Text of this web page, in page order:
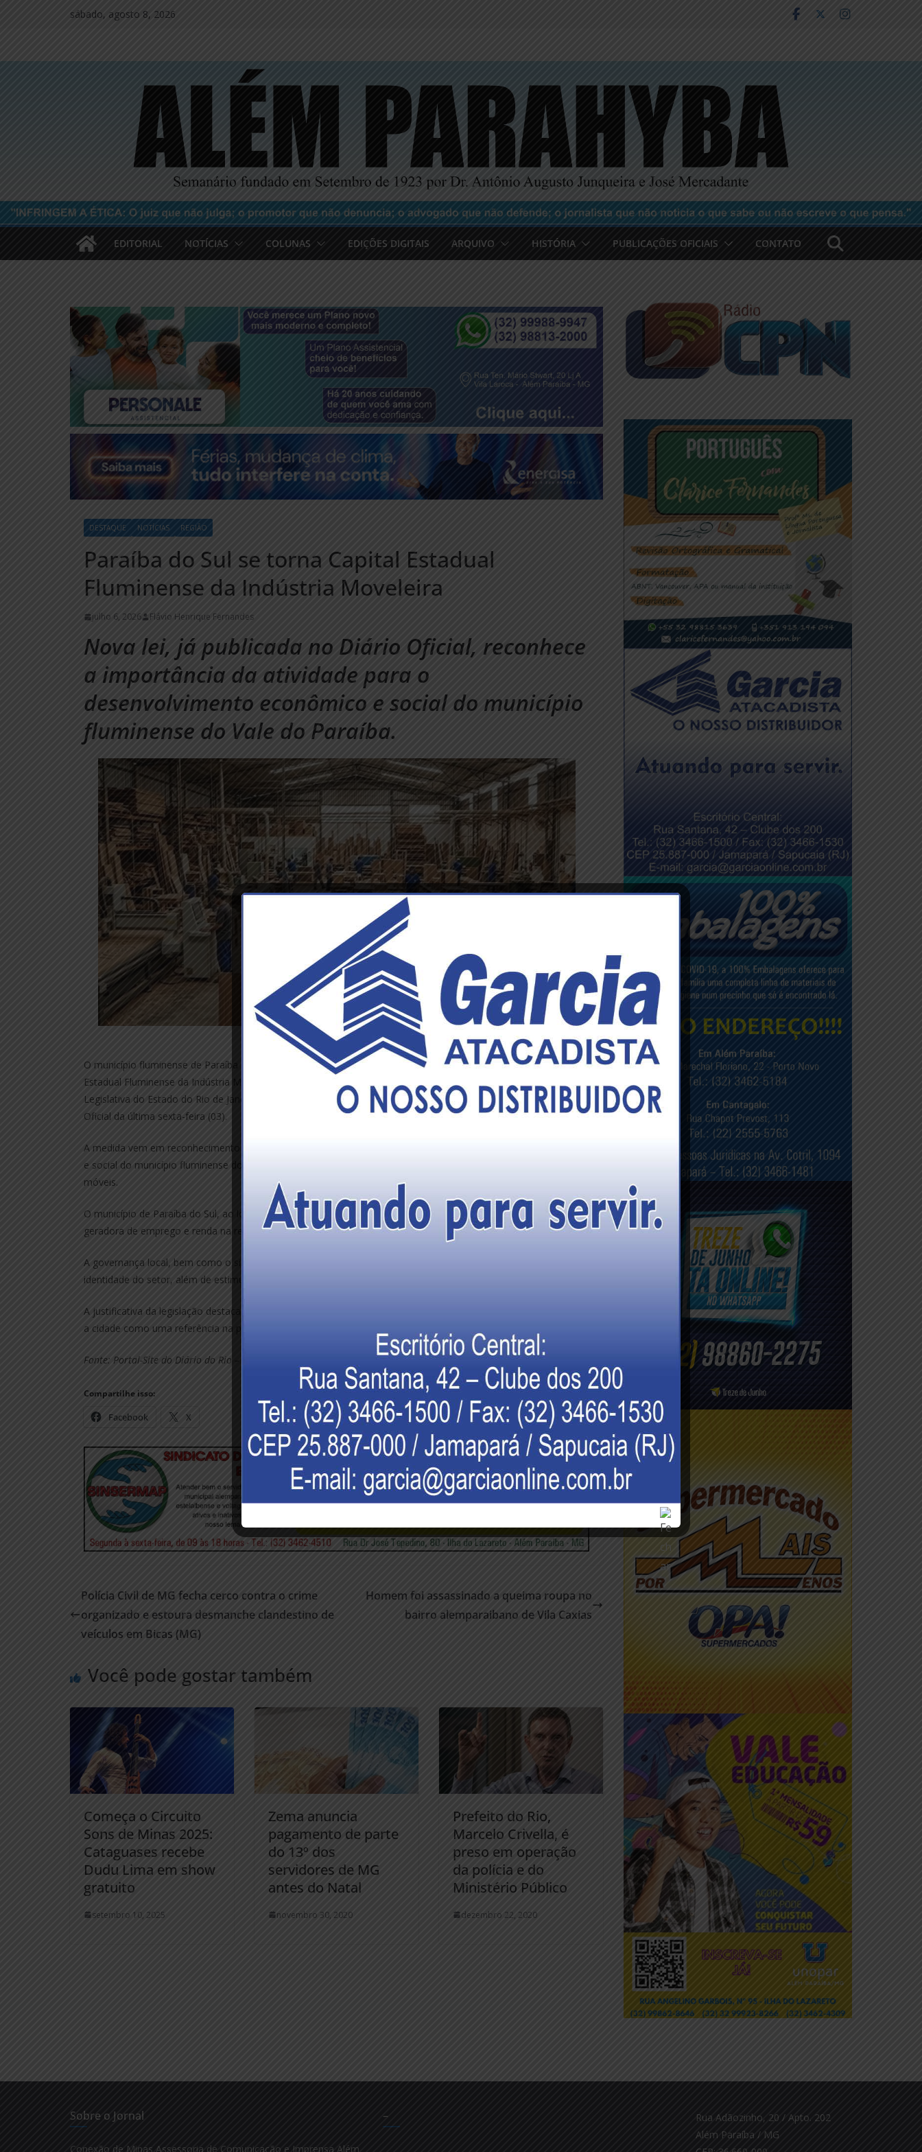
sábado, agosto 8, 2026
EDITORIAL NOTÍCIAS COLUNAS EDIÇÕES DIGITAIS ARQUIVO HISTÓRIA PUBLICAÇÕES OFICIAIS CONTATO
DESTAQUE NOTÍCIAS REGIÃO
Paraíba do Sul se torna Capital Estadual
Fluminense da Indústria Moveleira
julho 6, 2026 Flávio Henrique Fernandes
Nova lei, já publicada no Diário Oficial, reconhece
a importância da atividade para o
desenvolvimento econômico e social do município
fluminense do Vale do Paraíba.
Crédito: Banco de Imagem da Alerj
O município fluminense de Paraíba do Sul, distante cerca de 80 quilômetros de Além Paraíba, agora é a Capital
Estadual Fluminense da Indústria Moveleira, como determina a Leri 11.254/26, aprovada pela Assembleia
Legislativa do Estado do Rio de Janeiro (Alerj), sancionada pelo Governo do Estado do Rio e publicada no Diário
Oficial da última sexta-feira (03).
A medida vem em reconhecimento pela importância da atividade moveleira para o desenvolvimento econômico
e social do município fluminense do Vale do Paraíba, que concentra empresas de destaque na fabricação de
móveis.
O município de Paraíba do Sul, ao longo do tempo, construiu uma tradição relacionada à fabricação moveleira,
geradora de emprego e renda na região.
A governança local, bem como o sistema da produção de móveis espera que o título contribua para fortalecer a
identidade do setor, além de estimular novos investimentos e ampliar a visibilidade da indústria fluminense.
A justificativa da legislação destaca que a iniciativa valoriza gerações de trabalhadores que ajudaram a consolidar
a cidade como uma referência na produção de móveis no território fluminense.
Fonte: Portal-Site do Diário do Rio – Por Patrícia Lima
Compartilhe isso:
Facebook X
Polícia Civil de MG fecha cerco contra o crime
organizado e estoura desmanche clandestino de
veículos em Bicas (MG)
Homem foi assassinado a queima roupa no
bairro alemparaibano de Vila Caxias
Você pode gostar também
Começa o Circuito
Sons de Minas 2025:
Cataguases recebe
Dudu Lima em show
gratuito
setembro 10, 2025
Zema anuncia
pagamento de parte
do 13º dos
servidores de MG
antes do Natal
novembro 30, 2020
Prefeito do Rio,
Marcelo Crivella, é
preso em operação
da polícia e do
Ministério Público
dezembro 22, 2020
Sobre o Jornal
Conexão de Minas Assessoria de Comunicação e Imprensa Além
–
Rua Adãozinho, 20 / Apto. 202
Além Paraíba / MG